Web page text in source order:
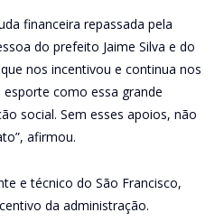
financeira repassada pela
do prefeito Jaime Silva e do
nos incentivou e continua nos
como essa grande
social. Sem esses apoios, não
afirmou.
e técnico do São Francisco,
da administração.